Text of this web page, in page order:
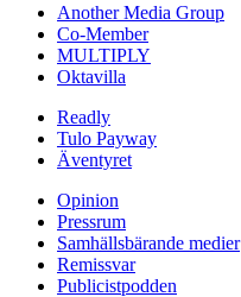
Another Media Group
Co-Member
MULTIPLY
Oktavilla
Readly
Tulo Payway
Äventyret
Opinion
Pressrum
Samhällsbärande medier
Remissvar
Publicistpodden